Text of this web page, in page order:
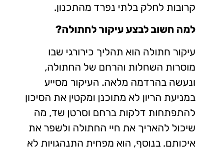
קרובות לחלק בלתי נפרד מהתכנון.
למה חשוב לבצע עיקור לחתולה?
עיקור חתולה הוא תהליך כירורגי שבו
מוסרות השחלות והרחם של החתולה,
ונעשה בהרדמה מלאה. העיקור מסייע
במניעת הריון לא מתוכנן ומקטין את הסיכון
להתפתחות דלקות ברחם וסרטן שד, מה
שיכול להאריך את חיי החתולה ולשפר את
איכותם. בנוסף, הוא מפחית התנהגויות לא